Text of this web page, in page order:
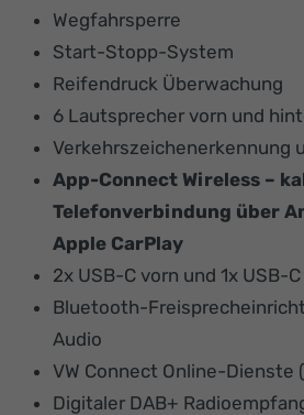
Wegfahrsperre
Start-Stopp-System
Reifendruck Überwachung
6 Lautsprecher vorn und
Verkehrszeichenerkennung
App-Connect Wireless –
Telefonverbindung über
Apple CarPlay
2x USB-C vorn und 1x USB-
Bluetooth-
Audio
VW Connect Online-Dienste
Digitaler DAB+